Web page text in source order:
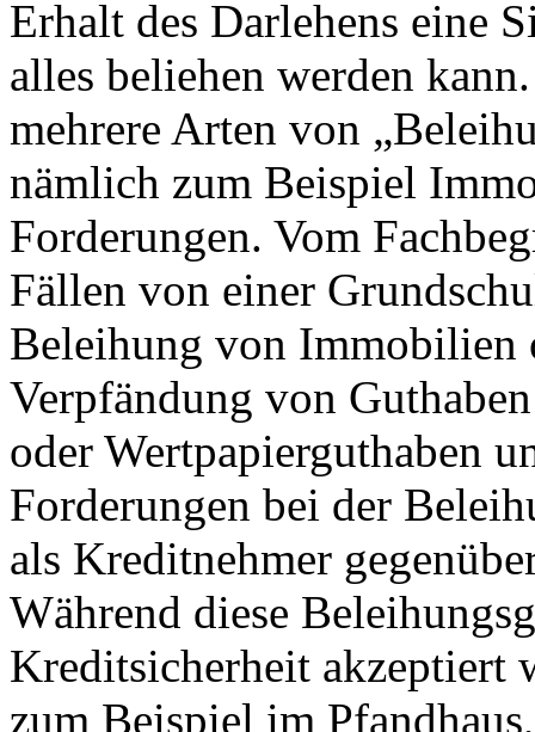
Erhalt des Darlehens eine
alles beliehen werden
mehrere Arten von
nämlich zum Beispiel
Forderungen. Vom
Fällen von einer
Beleihung von Immobilien
Verpfändung von
oder Wertpapierguthaben
Forderungen bei der
als Kreditnehmer
Während diese
Kreditsicherheit akzeptiert
zum Beispiel im